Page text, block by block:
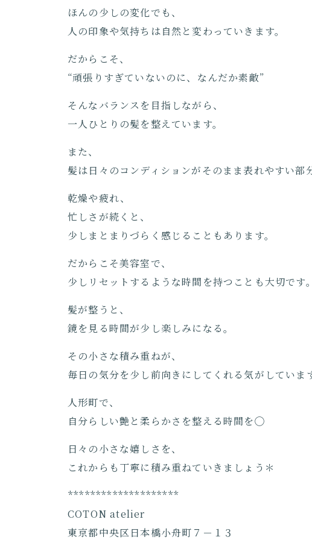
ほんの少しの変化でも、
人の印象や気持ちは自然と変わっていきます。
だからこそ、
“頑張りすぎていないのに、なんだか素敵”
そんなバランスを目指しながら、
一人ひとりの髪を整えています。
また、
髪は日々のコンディションがそのまま表れやすい部
乾燥や疲れ、
忙しさが続くと、
少しまとまりづらく感じることもあります。
だからこそ美容室で、
少しリセットするような時間を持つことも大切です。
髪が整うと、
鏡を見る時間が少し楽しみになる。
その小さな積み重ねが、
毎日の気分を少し前向きにしてくれる気がしています
人形町で、
自分らしい艶と柔らかさを整える時間を◯
日々の小さな嬉しさを、
これからも丁寧に積み重ねていきましょう＊
********************
COTON atelier
東京都中央区日本橋小舟町７－１３